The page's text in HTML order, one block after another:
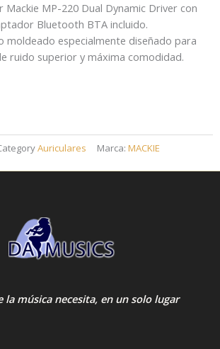
MP-220 Dual Dynamic Driver con
Bluetooth BTA incluido.
moldeado especialmente diseñado para
ruido superior y máxima comodidad.
Auriculares Marca: MACKIE
la música necesita, en un solo lugar